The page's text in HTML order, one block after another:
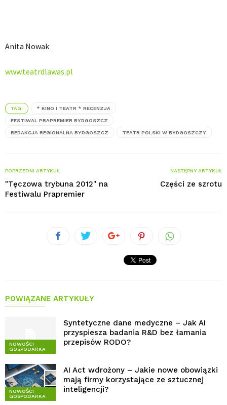
Anita Nowak
www.teatrdlawas.pl
TAGI * KINO I TEATR * RECENZJA
FESTIWAL PRAPREMIER BYDGOSZCZ
REDAKCJA REGIONALNA BYDGOSZCZ TEATR POLSKI W BYDGOSZCZY
POPRZEDNI ARTYKUŁ
"Tęczowa trybuna 2012" na
Festiwalu Prapremier
NASTĘPNY ARTYKUŁ
Części ze szrotu
POWIĄZANE ARTYKUŁY
NOWOŚCI
GOSPODARKA
Syntetyczne dane medyczne – Jak AI
przyspiesza badania R&D bez łamania
przepisów RODO?
NOWOŚCI
GOSPODARKA
AI Act wdrożony – Jakie nowe obowiązki
mają firmy korzystające ze sztucznej
inteligencji?